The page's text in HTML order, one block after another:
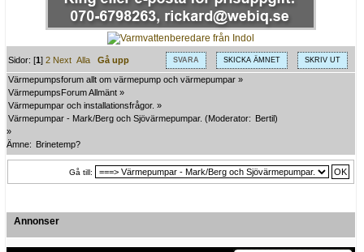
SVARA SKICKA ÄMNET SKRIV UT
Sidor: [1]2 Next Alla
Gå upp
Värmepumpsforum allt om värmepump och värmepumpar »
VärmepumpsForum Allmänt »
Värmepumpar och installationsfrågor. »
Värmepumpar - Mark/Berg och Sjövärmepumpar. (Moderator: Bertil)
»
Ämne: Brinetemp?
Gå till:
Annonser